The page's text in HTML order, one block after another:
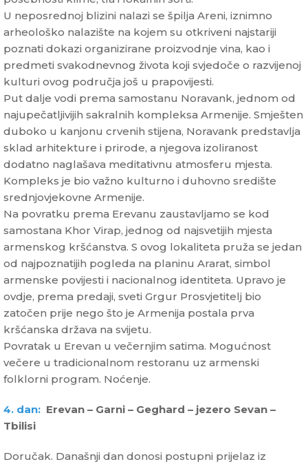
U neposrednoj blizini nalazi se špilja Areni, iznimno
arheološko nalazište na kojem su otkriveni najstariji
poznati dokazi organizirane proizvodnje vina, kao i
predmeti svakodnevnog života koji svjedoče o razvijenoj
kulturi ovog područja još u prapovijesti.
Put dalje vodi prema samostanu Noravank, jednom od
najupečatljivijih sakralnih kompleksa Armenije. Smješten
duboko u kanjonu crvenih stijena, Noravank predstavlja
sklad arhitekture i prirode, a njegova izoliranost
dodatno naglašava meditativnu atmosferu mjesta.
Kompleks je bio važno kulturno i duhovno središte
srednjovjekovne Armenije.
Na povratku prema Erevanu zaustavljamo se kod
samostana Khor Virap, jednog od najsvetijih mjesta
armenskog kršćanstva. S ovog lokaliteta pruža se jedan
od najpoznatijih pogleda na planinu Ararat, simbol
armenske povijesti i nacionalnog identiteta. Upravo je
ovdje, prema predaji, sveti Grgur Prosvjetitelj bio
zatočen prije nego što je Armenija postala prva
kršćanska država na svijetu.
Povratak u Erevan u večernjim satima. Mogućnost
večere u tradicionalnom restoranu uz armenski
folklorni program. Noćenje.
4. dan: Erevan – Garni – Geghard – jezero Sevan –
Tbilisi
Doručak. Današnji dan donosi postupni prijelaz iz